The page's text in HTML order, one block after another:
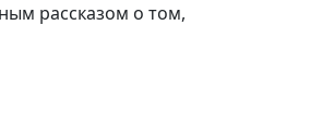
рассказом о том,